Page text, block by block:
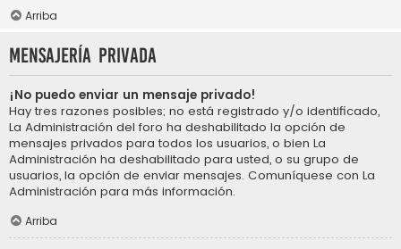
Arriba
Mensajería privada
¡No puedo enviar un mensaje privado!
Hay tres razones posibles; no está registrado y/o identificado,
La Administración del foro ha deshabilitado la opción de
mensajes privados para todos los usuarios, o bien La
Administración ha deshabilitado para usted, o su grupo de
usuarios, la opción de enviar mensajes. Comuníquese con La
Administración para más información.
Arriba